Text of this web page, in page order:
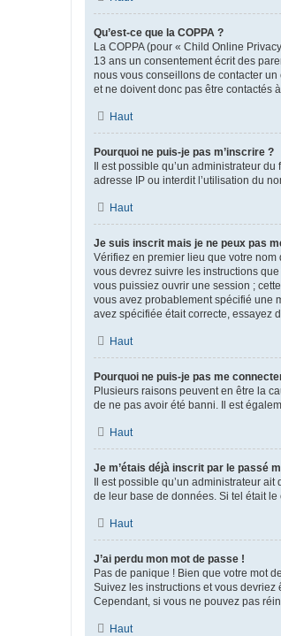
Qu’est-ce que la COPPA ?
La COPPA (pour « Child Online
13 ans un consentement écrit des
nous vous conseillons de contacter
et ne doivent donc pas être contactés
Haut
Pourquoi ne puis-je pas m’inscrire ?
Il est possible qu’un administrateur
adresse IP ou interdit l’utilisation du
Haut
Je suis inscrit mais je ne peux pas
Vérifiez en premier lieu que votre nom
vous devrez suivre les instructions
vous puissiez ouvrir une session ;
vous avez probablement spécifié une
avez spécifiée était correcte, essayez
Haut
Pourquoi ne puis-je pas me
Plusieurs raisons peuvent en être la
de ne pas avoir été banni. Il est
Haut
Je m’étais déjà inscrit par le passé
Il est possible qu’un administrateur
de leur base de données. Si tel était
Haut
J’ai perdu mon mot de passe !
Pas de panique ! Bien que votre mot
Suivez les instructions et vous
Cependant, si vous ne pouvez pas
Haut